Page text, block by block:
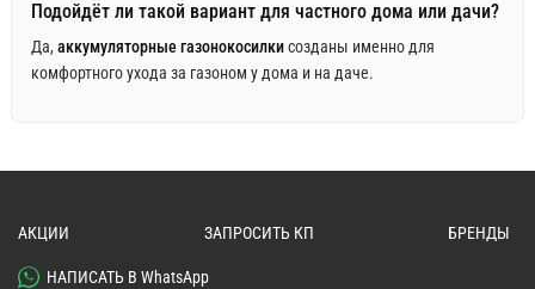
Подойдёт ли такой вариант для частного дома или дачи?
Да, аккумуляторные газонокосилкисозданы именно для
комфортного ухода за газоном у дома и на даче.
АКЦИИ ЗАПРОСИТЬ КП БРЕНДЫ
НАПИСАТЬ В WhatsApp